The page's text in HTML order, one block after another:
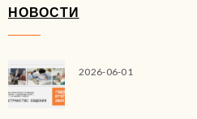
НОВОСТИ
2026-06-01